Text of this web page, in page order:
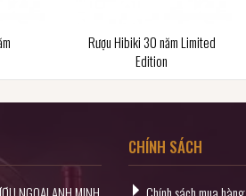
Rượu Hibiki 30 năm Limited
Edition
CHÍNH SÁCH